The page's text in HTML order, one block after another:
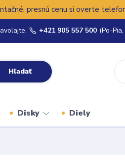
presnú cenu si overte
Hľadať
+421 905 557 500 (Po-
Disky Diely